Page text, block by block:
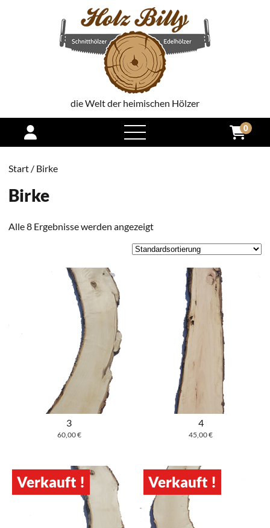
die Welt der heimischen Hölzer
open
menu
0
Start / Birke
Birke
Alle 8 Ergebnisse werden angezeigt
3
60,00€
4
45,00€
Verkauft ! Verkauft !